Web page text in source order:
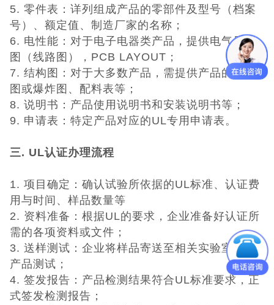
©Danotest.Com
5. 零件表：详列组成产品的零部件及型号（档案
号）、额定值、制造厂家的名称；
6. 电性能：对于电子电器类产品，提供电气原理
图（线路图），PCB LAYOUT；
7. 结构图：对于大多数产品，需提供产品的结构
图或爆炸图、配料表等；
8. 说明书：产品使用说明书和安装说明书等；
9. 申请表：特定产品对应的UL专用申请表。
三. UL认证办理流程
1. 项目确定：确认试验所依据的UL标准、认证费
用与时间、样品数量等
2. 资料准备：根据UL的要求，企业准备好认证所
需的各项资料或文件；
3. 送样测试：企业将样品寄送至相关实验室进行
产品测试；
4. 签发报告：产品检测结果符合UL标准要求，正
式签发检测报告；